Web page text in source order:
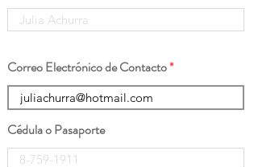
Correo Electrónico de Contacto
Cédula o Pasaporte